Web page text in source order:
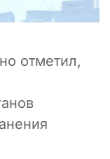
отметил,